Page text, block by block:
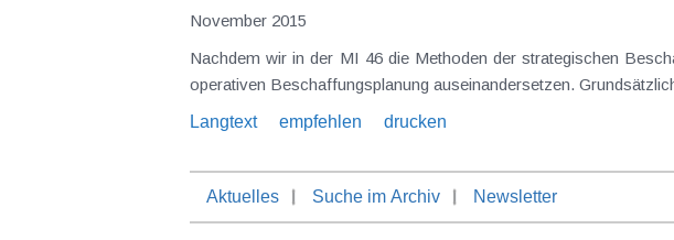
November 2015
Nachdem wir in der MI 46 die Methoden der strategischen Beschaffungsplanung näher dargestellt haben, möchten wir uns nun mit den Methoden der
operativen Beschaffungsplanung
Langtext
empfehlen drucken
Aktuelles Suche im Archiv Newsletter